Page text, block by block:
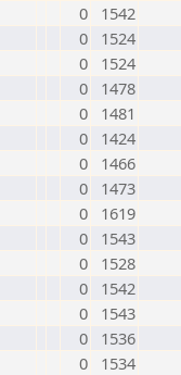
0
1542
0
1524
0
1524
0
1478
0
1481
0
1424
0
1466
0
1473
0
1619
0
1543
0
1528
0
1542
0
1543
0
1536
0
1534